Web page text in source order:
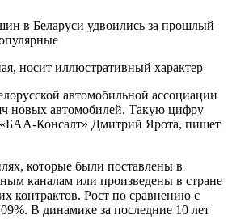
носит иллюстративный характер
автомобильной ассоциации
новых автомобилей. Такую цифру
Консалт» Дмитрий Ярота, пишет
которые были поставлены в
каналам или произведены в стране
контрактов. Рост по сравнению с
В динамике за последние 10 лет